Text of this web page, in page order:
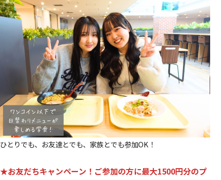
ひとりでも、お友達とでも、家族とでも参加OK！
★お友だちキャンペーン！ご参加の方に最大1500円分のプ